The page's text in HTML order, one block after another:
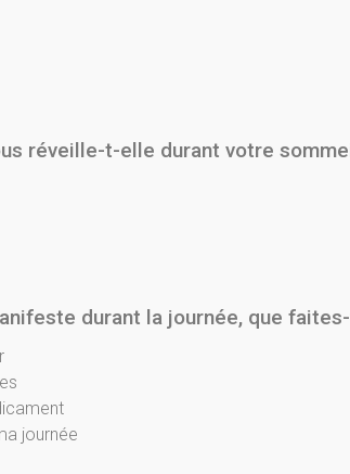
réveille-t-elle durant votre
durant la journée, que
journée